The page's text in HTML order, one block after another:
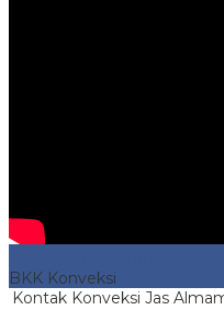
BKK Konveksi
Kontak Konveksi Jas